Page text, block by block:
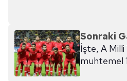
Sonraki
İşte, A Milli
muhtemel